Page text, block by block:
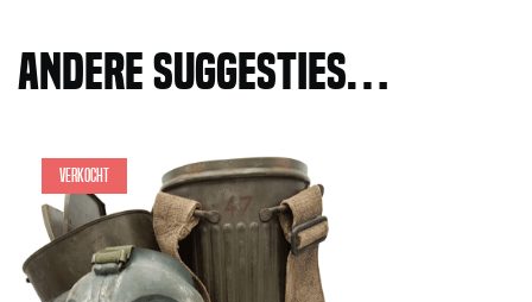
Andere suggesties…
Verkocht